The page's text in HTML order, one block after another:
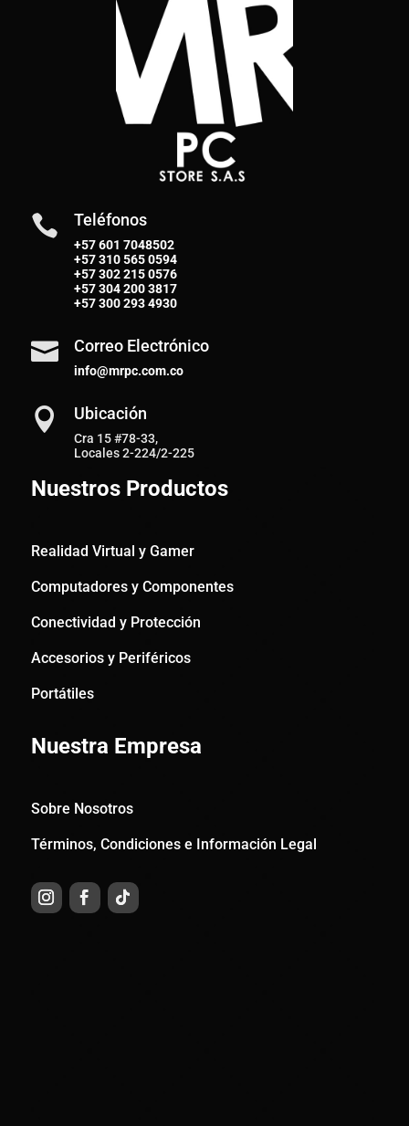
 Teléfonos
+57 601 7048502
+57310 565 0594
+57302 215 0576
+57304 200 3817
+57300 293 4930
 Correo Electrónico
info@mrpc.com.co
 Ubicación
Cra 15 #78-33,
Locales 2-224/2-225
Nuestros Productos
Realidad Virtual y Gamer
Computadores y Componentes
Conectividad y Protección
Accesorios y Periféricos
Portátiles
Nuestra Empresa
Sobre Nosotros
Términos, Condiciones e Información Legal